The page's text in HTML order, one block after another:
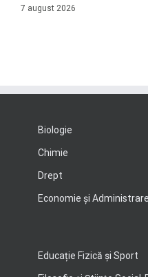
7 august 2026
Biologie
Chimie
Drept
Economie şi
Educație Fizică și Sport